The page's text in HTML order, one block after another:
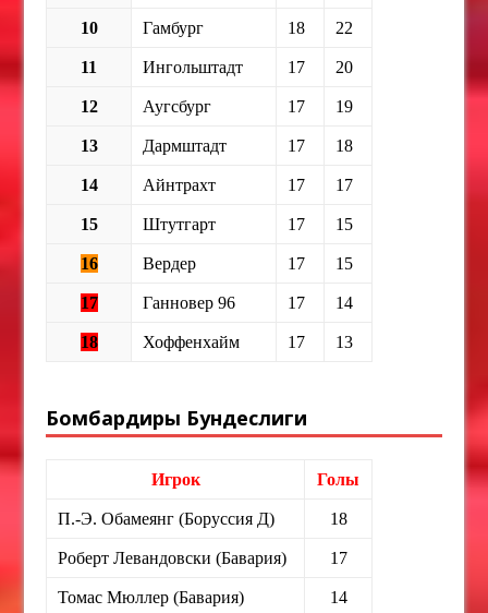
10 Гамбург 18 22
11 Ингольштадт 17 20
12 Аугсбург 17 19
13 Дармштадт 17 18
14 Айнтрахт 17 17
15 Штутгарт 17 15
16 Вердер 17 15
17 Ганновер 96 17 14
18 Хоффенхайм 17 13
Бомбардиры Бундеслиги
Игрок Голы
П.-Э. Обамеянг (Боруссия Д) 18
Роберт Левандовски (Бавария) 17
Томас Мюллер (Бавария) 14